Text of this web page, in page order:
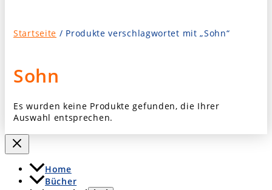
16,00 €
Startseite / Produkte verschlagwortet mit „Sohn“
Sohn
Es wurden keine Produkte gefunden, die Ihrer
Auswahl entsprechen.
Home
Bücher